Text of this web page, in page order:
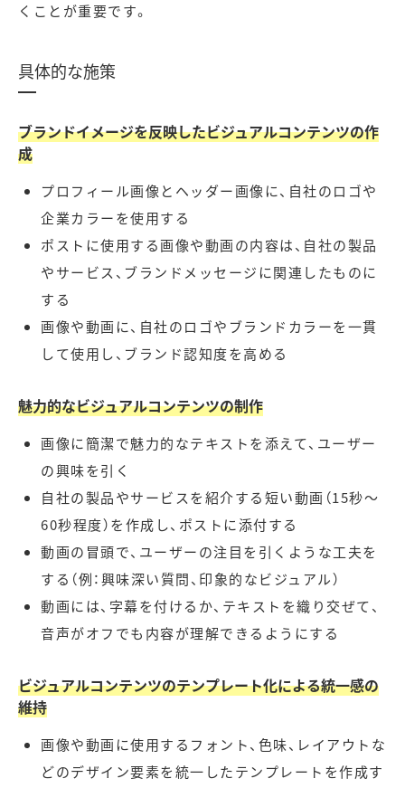
くことが重要です。
具体的な施策
ブランドイメージを反映したビジュアルコンテンツの作
成
プロフィール画像とヘッダー画像に、自社のロゴや
企業カラーを使用する
ポストに使用する画像や動画の内容は、自社の製品
やサービス、ブランドメッセージに関連したものに
する
画像や動画に、自社のロゴやブランドカラーを一貫
して使用し、ブランド認知度を高める
魅力的なビジュアルコンテンツの制作
画像に簡潔で魅力的なテキストを添えて、ユーザー
の興味を引く
自社の製品やサービスを紹介する短い動画（15秒〜
60秒程度）を作成し、ポストに添付する
動画の冒頭で、ユーザーの注目を引くような工夫を
する（例：興味深い質問、印象的なビジュアル）
動画には、字幕を付けるか、テキストを織り交ぜて、
音声がオフでも内容が理解できるようにする
ビジュアルコンテンツのテンプレート化による統一感の
維持
画像や動画に使用するフォント、色味、レイアウトな
どのデザイン要素を統一したテンプレートを作成す